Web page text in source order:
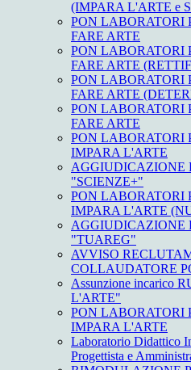
(IMPARA L'ARTE e
PON LABORATORI
FARE ARTE
PON LABORATORI
FARE ARTE
PON LABORATORI
FARE ARTE
PON LABORATORI
FARE ARTE
PON LABORATORI
IMPARA L'ARTE
AGGIUDICAZIONE
"SCIENZE+"
PON LABORATORI
IMPARA L'ARTE
AGGIUDICAZIONE
"TUAREG"
AVVISO
COLLAUDATORE
Assunzione incarico
L'ARTE"
PON LABORATORI
IMPARA L'ARTE
Laboratorio Didattico
Progettista e